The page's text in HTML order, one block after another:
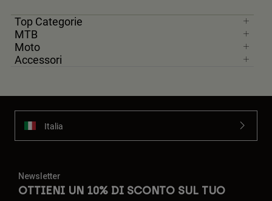
Top Categorie
MTB
Moto
Accessori
Italia
Newsletter
OTTIENI UN 10% DI SCONTO SUL TUO